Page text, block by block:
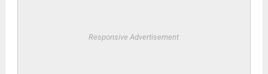
Responsive Advertisement